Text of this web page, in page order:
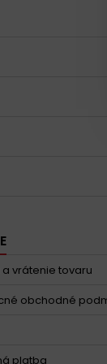
vrátenie tovaru
obchodné
platba